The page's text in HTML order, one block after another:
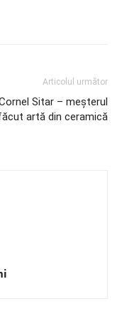
Articolul următor
Sitar – meșterul
artă din ceramică